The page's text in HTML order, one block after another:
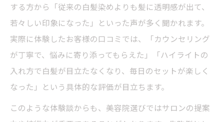
する方から「従来の白髪染めよりも髪に透明感が出て、
若々しい印象になった」といった声が多く聞かれます。
実際に体験したお客様の口コミでは、「カウンセリング
が丁寧で、悩みに寄り添ってもらえた」「ハイライトの
入れ方で白髪が目立たなくなり、毎日のセットが楽しく
なった」という具体的な評価が目立ちます。
このような体験談からも、美容院選びではサロンの提案